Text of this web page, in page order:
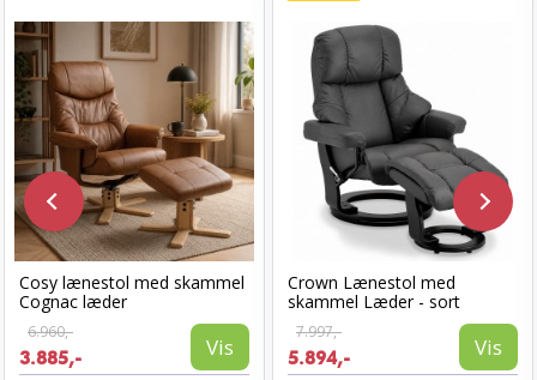
Cosy lænestol med skammel
Cognac læder
6.960,-
3.885,- Vis
Crown Lænestol med
skammel Læder - sort
7.997,-
5.894,- Vis